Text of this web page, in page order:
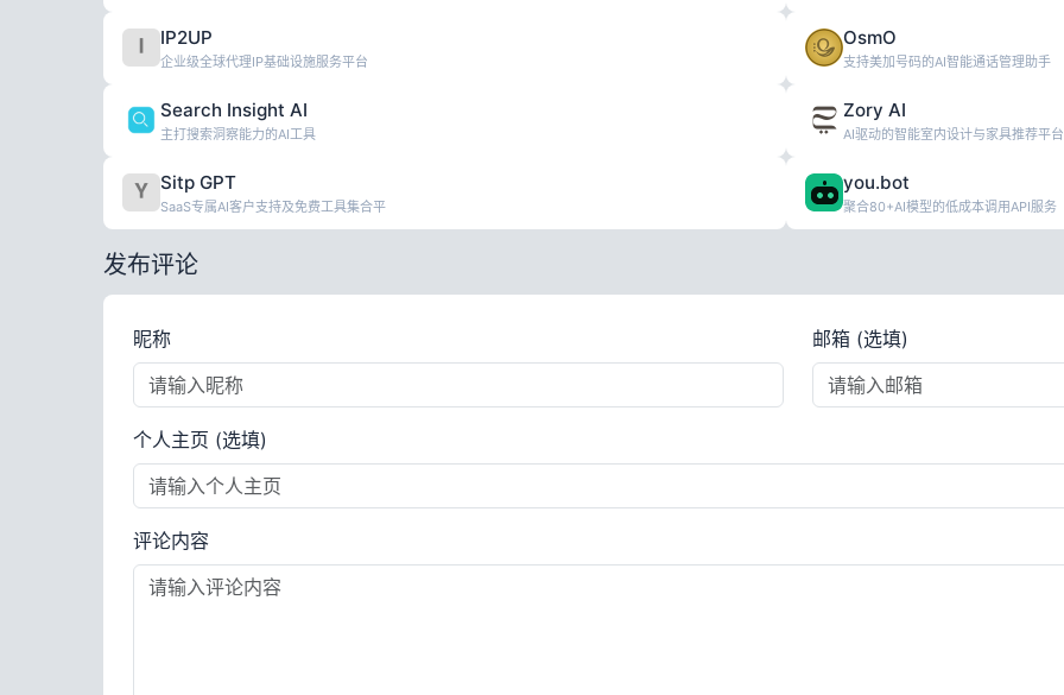
IP2UP
企业级全球代理IP基础设施服务平台
OsmO
支持美加号码的AI智能通话管理助手
Search Insight AI
主打搜索洞察能力的AI工具
Zory AI
AI驱动的智能室内设计与家具推荐平台
Sitp GPT
SaaS专属AI客户支持及免费工具集合平
you.bot
聚合80+AI模型的低成本调用API服务
发布评论
昵称 邮箱 (选填)
个人主页 (选填)
评论内容